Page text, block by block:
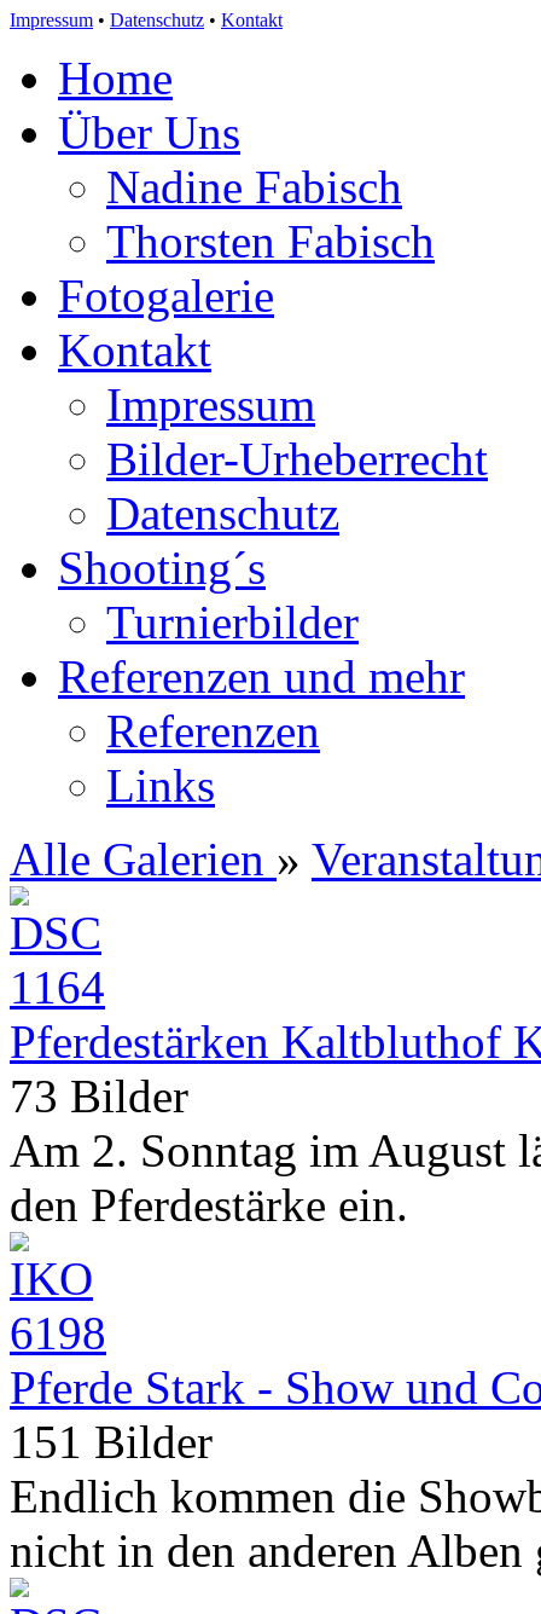
Impressum • Datenschutz • Kontakt
Home
Über Uns
Nadine Fabisch
Thorsten Fabisch
Fotogalerie
Kontakt
Impressum
Bilder-Urheberrecht
Datenschutz
Shooting´s
Turnierbilder
Referenzen und mehr
Referenzen
Links
Alle Galerien »
Pferdestärken Kaltbluthof
73 Bilder
Am 2. Sonntag im August
den Pferdestärke ein.
Pferde Stark - Show und
151 Bilder
Endlich kommen die
nicht in den anderen Alben